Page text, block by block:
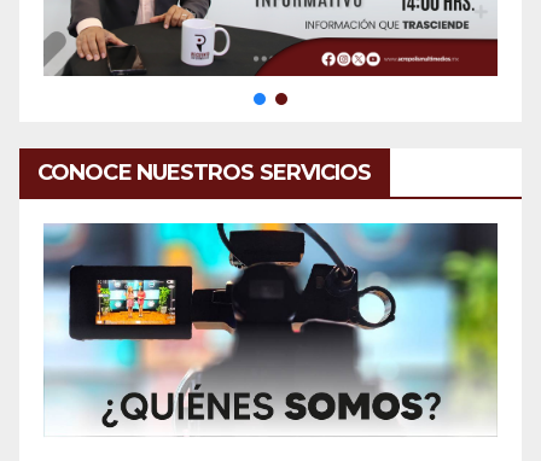
CONOCE NUESTROS SERVICIOS